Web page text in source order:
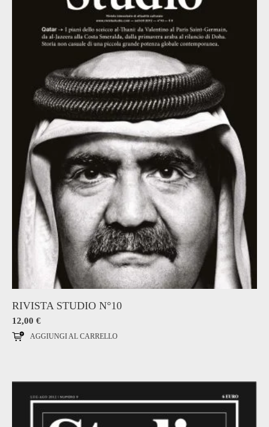
RIVISTA STUDIO N°10
12,00 €
AGGIUNGI AL CARRELLO